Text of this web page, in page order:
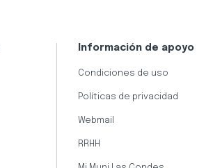
Información de apoyo
Condiciones de uso
Políticas de privacidad
Webmail
RRHH